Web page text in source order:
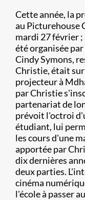
Cette année, la
au Picturehouse
mardi 27 février ;
été organisée
Cindy Symons,
Christie, était
projecteur à
par Christie
partenariat de
prévoit l'octroi
étudiant, lui
les cours d'une
apportée par
dix dernières
deux parties.
cinéma
l'école à passer